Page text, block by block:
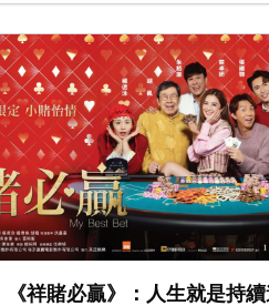
《祥賭必贏》：人生就是持